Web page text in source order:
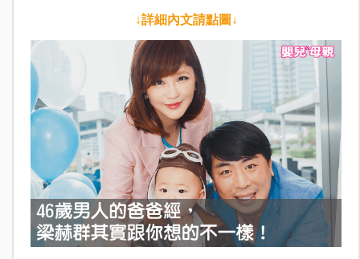
↓詳細內文請點圖↓